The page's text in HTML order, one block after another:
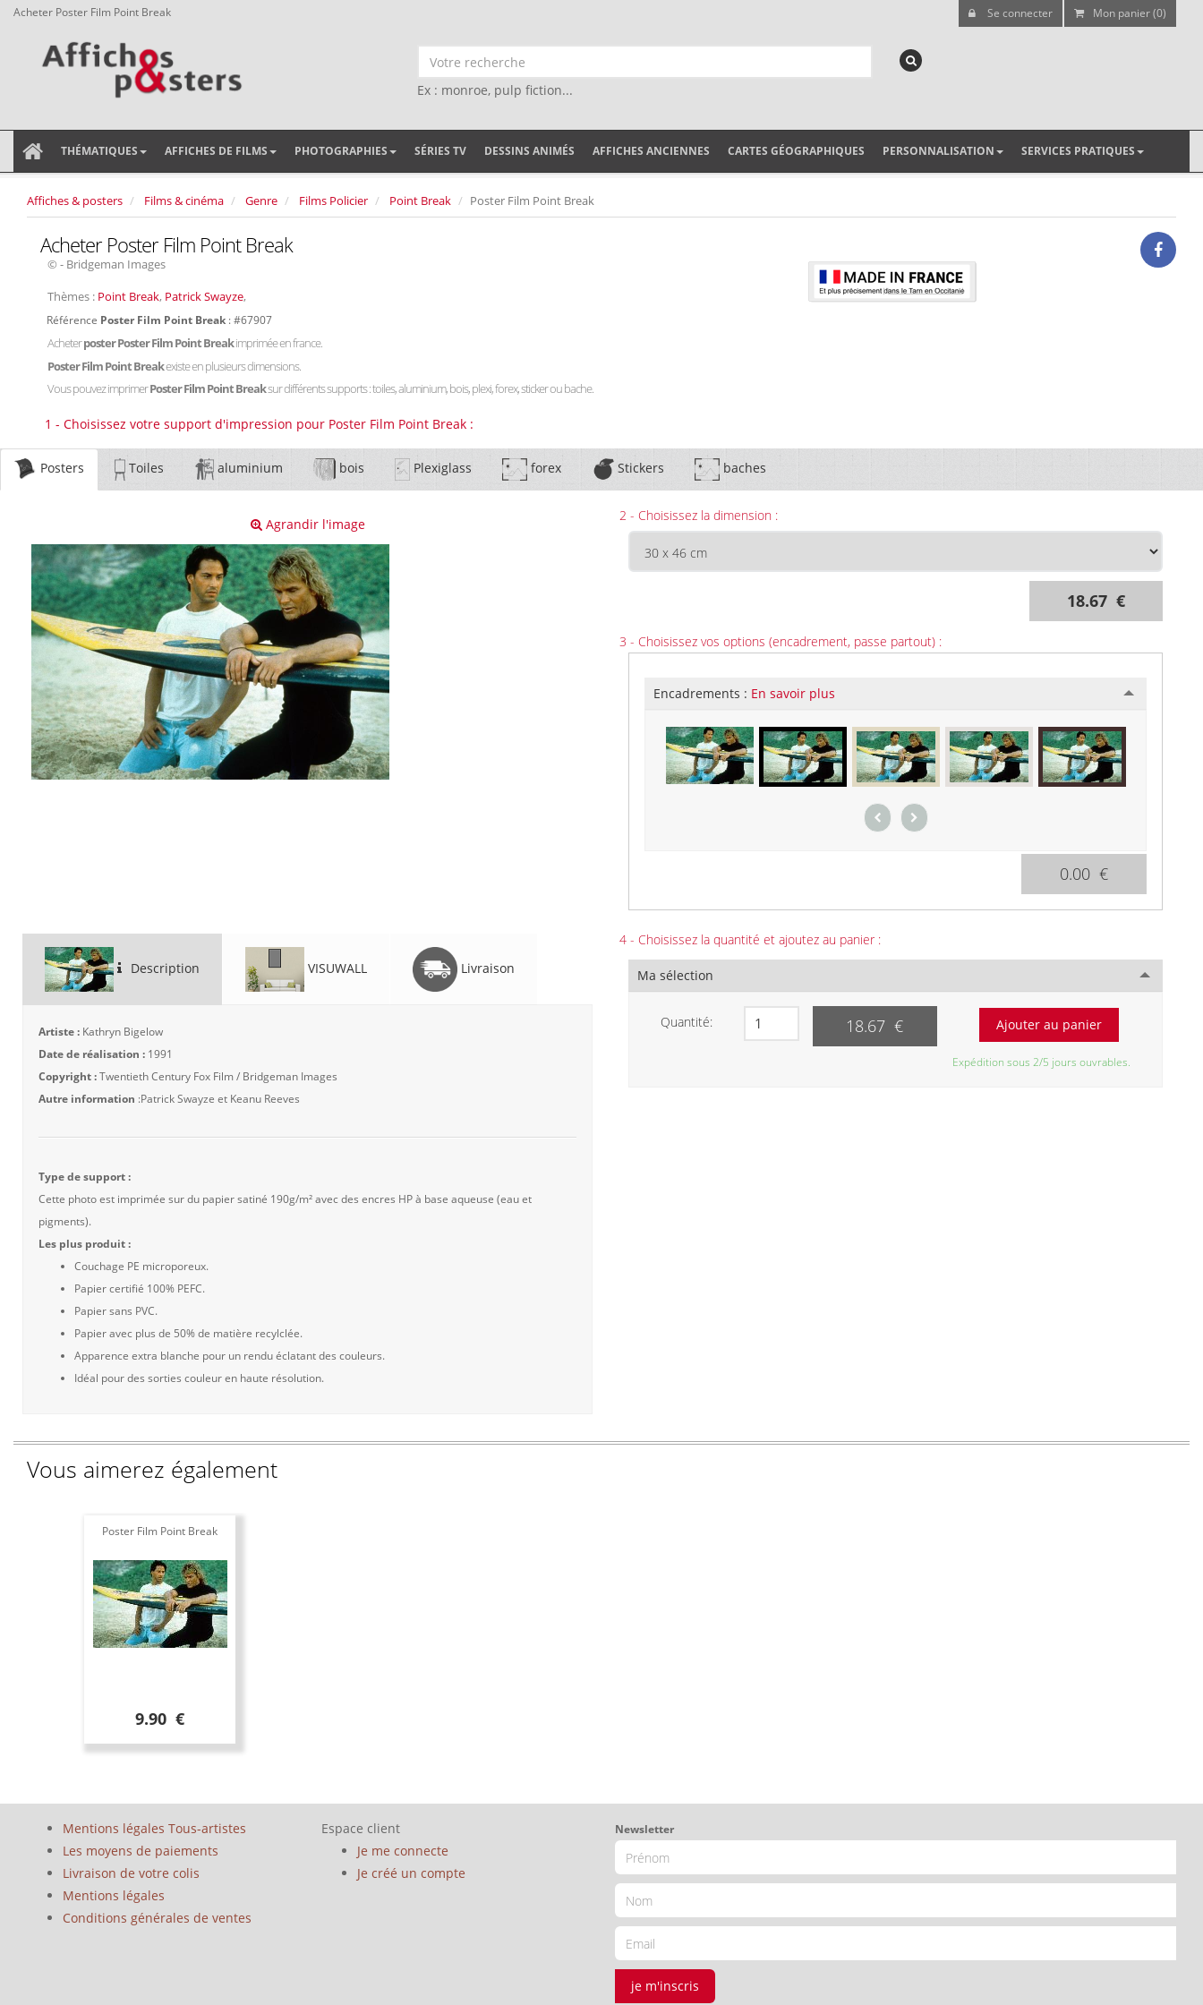
Acheter Poster Film Point Break Se connecter Mon panier (0)
Ex : monroe, pulp fiction...
THÉMATIQUES AFFICHES DE FILMS PHOTOGRAPHIES SÉRIES TV DESSINS ANIMÉS AFFICHES ANCIENNES CARTES GÉOGRAPHIQUES PERSONNALISATION SERVICES PRATIQUES
Affiches & posters Films & cinéma Genre Films Policier Point Break Poster Film Point Break
Acheter Poster Film Point Break
© - Bridgeman Images
Thèmes : Point Break, Patrick Swayze,
Référence Poster Film Point Break : #67907
Acheterposter Poster Film Point Breakimprimée en france.
Poster Film Point Breakexiste en plusieurs dimensions.
Vous pouvez imprimerPoster Film Point Breaksur différents supports : toiles, aluminium, bois, plexi, forex, sticker ou bache.
1 - Choisissez votre support d'impression pour Poster Film Point Break :
Posters Toiles aluminium bois Plexiglass forex Stickers baches
Agrandir l'image
Description VISUWALL Livraison
Artiste : Kathryn Bigelow
Date de réalisation : 1991
Copyright :Twentieth Century Fox Film / Bridgeman Images
Autre information :Patrick Swayze et Keanu Reeves
Type de support :
Cette photo est imprimée sur du papier satiné 190g/m² avec des encres HP à base aqueuse (eau et
pigments).
Les plus produit :
Couchage PE microporeux.
Papier certifié 100% PEFC.
Papier sans PVC.
Papier avec plus de 50% de matière recylclée.
Apparence extra blanche pour un rendu éclatant des couleurs.
Idéal pour des sorties couleur en haute résolution.
2 - Choisissez la dimension :
18.67 €
3 - Choisissez vos options (encadrement, passe partout) :
Encadrements : En savoir plus
0.00 €
4 - Choisissez la quantité et ajoutez au panier :
Ma sélection
Quantité: 18.67 €
Expédition sous 2/5 jours ouvrables.
Vous aimerez également
Poster Film Point Break
9.90 €
Mentions légales Tous-artistes
Les moyens de paiements
Livraison de votre colis
Mentions légales
Conditions générales de ventes
Espace client
Je me connecte
Je créé un compte
Newsletter
je m'inscris